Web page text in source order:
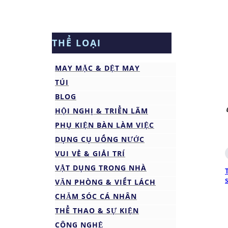
THỂ LOẠI
MAY MẶC & DỆT MAY
TÚI
BLOG
HỘI NGHỊ & TRIỂN LÃM
PHỤ KIỆN BÀN LÀM VIỆC
DỤNG CỤ UỐNG NƯỚC
VUI VẺ & GIẢI TRÍ
VẬT DỤNG TRONG NHÀ
VĂN PHÒNG & VIẾT LÁCH
CHĂM SÓC CÁ NHÂN
THỂ THAO & SỰ KIỆN
CÔNG NGHỆ